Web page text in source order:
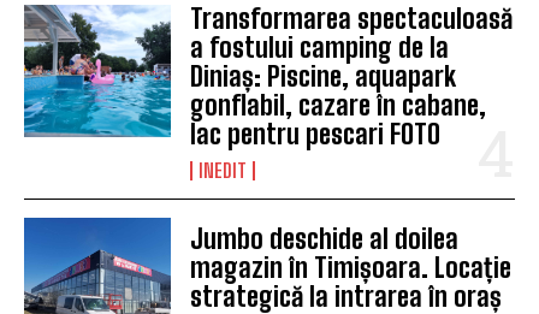
Transformarea spectaculoasă
a fostului camping de la
Diniaș: Piscine, aquapark
gonflabil, cazare în cabane,
lac pentru pescari FOTO
INEDIT
Jumbo deschide al doilea
magazin în Timișoara. Locație
strategică la intrarea în oraș